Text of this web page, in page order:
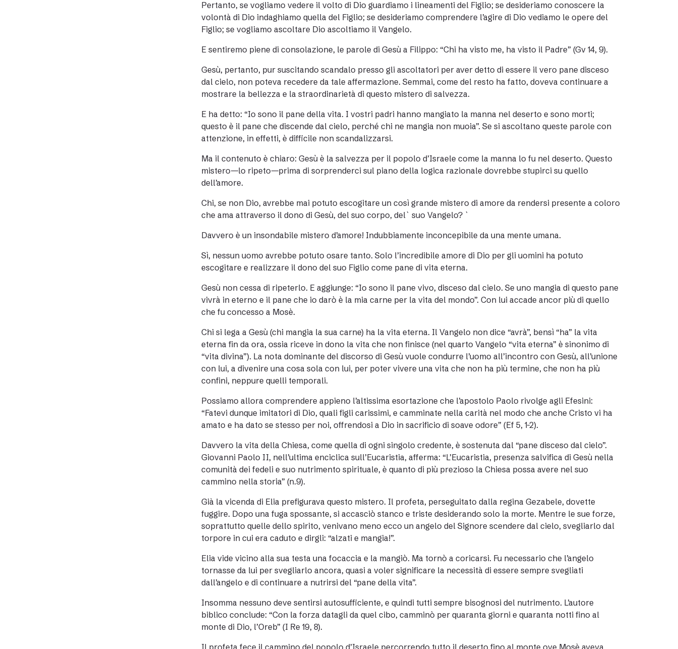
Pertanto, se vogliamo vedere il volto di Dio guardiamo i lineamenti del Figlio; se desideriamo conoscere la
volontà di Dio indaghiamo quella del Figlio; se desideriamo comprendere l’agire di Dio vediamo le opere del
Figlio; se vogliamo ascoltare Dio ascoltiamo il Vangelo.
E sentiremo piene di consolazione, le parole di Gesù a Filippo: “Chi ha visto me, ha visto il Padre” (Gv 14, 9).
Gesù, pertanto, pur suscitando scandalo presso gli ascoltatori per aver detto di essere il vero pane disceso
dal cielo, non poteva recedere da tale affermazione. Semmai, come del resto ha fatto, doveva continuare a
mostrare la bellezza e la straordinarietà di questo mistero di salvezza.
E ha detto: “Io sono il pane della vita. I vostri padri hanno mangiato la manna nel deserto e sono morti;
questo è il pane che discende dal cielo, perché chi ne mangia non muoia”. Se si ascoltano queste parole con
attenzione, in effetti, è difficile non scandalizzarsi.
Ma il contenuto è chiaro: Gesù è la salvezza per il popolo d’Israele come la manna lo fu nel deserto. Questo
mistero—lo ripeto—prima di sorprenderci sul piano della logica razionale dovrebbe stupirci su quello
dell’amore.
Chi, se non Dio, avrebbe mai potuto escogitare un così grande mistero di amore da rendersi presente a coloro
che ama attraverso il dono di Gesù, del suo corpo, del` suo Vangelo? `
Davvero è un insondabile mistero d’amore! Indubbiamente inconcepibile da una mente umana.
Sì, nessun uomo avrebbe potuto osare tanto. Solo l’incredibile amore di Dio per gli uomini ha potuto
escogitare e realizzare il dono del suo Figlio come pane di vita eterna.
Gesù non cessa di ripeterlo. E aggiunge: “Io sono il pane vivo, disceso dal cielo. Se uno mangia di questo pane
vivrà in eterno e il pane che io darò è la mia carne per la vita del mondo”. Con lui accade ancor più di quello
che fu concesso a Mosè.
Chi si lega a Gesù (chi mangia la sua carne) ha la vita eterna. Il Vangelo non dice “avrà”, bensì “ha” la vita
eterna fin da ora, ossia riceve in dono la vita che non finisce (nel quarto Vangelo “vita eterna” è sinonimo di
“vita divina”). La nota dominante del discorso di Gesù vuole condurre l’uomo all’incontro con Gesù, all’unione
con lui, a divenire una cosa sola con lui, per poter vivere una vita che non ha più termine, che non ha più
confini, neppure quelli temporali.
Possiamo allora comprendere appieno l’altissima esortazione che l’apostolo Paolo rivolge agli Efesini:
“Fatevi dunque imitatori di Dio, quali figli carissimi, e camminate nella carità nel modo che anche Cristo vi ha
amato e ha dato se stesso per noi, offrendosi a Dio in sacrificio di soave odore” (Ef 5, 1-2).
Davvero la vita della Chiesa, come quella di ogni singolo credente, è sostenuta dal “pane disceso dal cielo”.
Giovanni Paolo II, nell’ultima enciclica sull’Eucaristia, afferma: “L’Eucaristia, presenza salvifica di Gesù nella
comunità dei fedeli e suo nutrimento spirituale, è quanto di più prezioso la Chiesa possa avere nel suo
cammino nella storia” (n.9).
Già la vicenda di Elia prefigurava questo mistero. Il profeta, perseguitato dalla regina Gezabele, dovette
fuggire. Dopo una fuga spossante, si accasciò stanco e triste desiderando solo la morte. Mentre le sue forze,
soprattutto quelle dello spirito, venivano meno ecco un angelo del Signore scendere dal cielo, svegliarlo dal
torpore in cui era caduto e dirgli: “alzati e mangia!”.
Elia vide vicino alla sua testa una focaccia e la mangiò. Ma tornò a coricarsi. Fu necessario che l’angelo
tornasse da lui per svegliarlo ancora, quasi a voler significare la necessità di essere sempre svegliati
dall’angelo e di continuare a nutrirsi del “pane della vita”.
Insomma nessuno deve sentirsi autosufficiente, e quindi tutti sempre bisognosi del nutrimento. L’autore
biblico conclude: “Con la forza datagli da quel cibo, camminò per quaranta giorni e quaranta notti fino al
monte di Dio, l’Oreb” (I Re 19, 8).
Il profeta fece il cammino del popolo d’Israele percorrendo tutto il deserto fino al monte ove Mosè aveva